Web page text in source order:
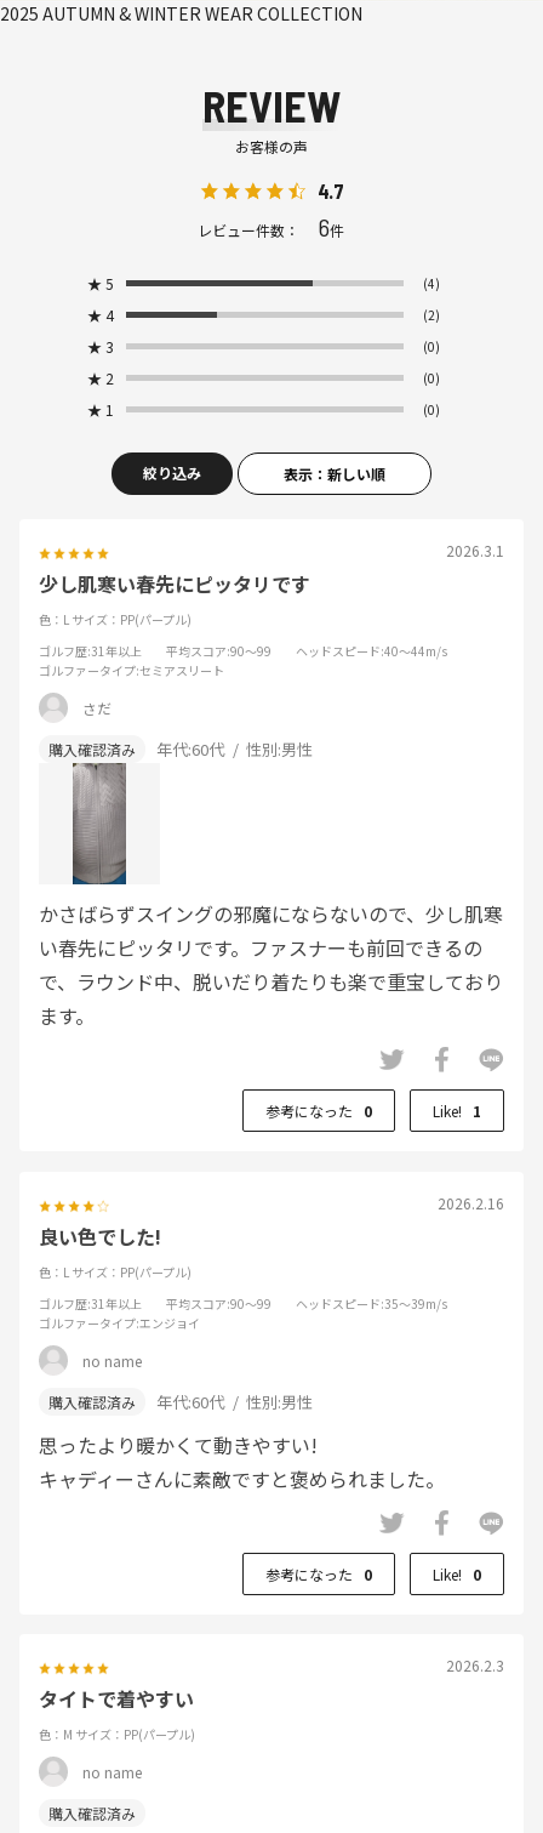
2025 AUTUMN & WINTER WEAR COLLECTION
REVIEW
お客様の声
4.7
レビュー件数： 6件
★ 5 (4)
★ 4 (2)
★ 3 (0)
★ 2 (0)
★ 1 (0)
絞り込み 表示：新しい順
2026.3.1
少し肌寒い春先にピッタリです
色：L サイズ：PP(パープル)
ゴルフ歴:31年以上 平均スコア:90～99 ヘッドスピード:40～44m/s
ゴルファータイプ:セミアスリート
さだ
年代:60代 性別:男性
かさばらずスイングの邪魔にならないので、少し肌寒
い春先にピッタリです。ファスナーも前回できるの
で、ラウンド中、脱いだり着たりも楽で重宝しており
ます。
参考になった 0 Like! 1
2026.2.16
良い色でした!
色：L サイズ：PP(パープル)
ゴルフ歴:31年以上 平均スコア:90～99 ヘッドスピード:35～39m/s
ゴルファータイプ:エンジョイ
no name
年代:60代 性別:男性
思ったより暖かくて動きやすい!
キャディーさんに素敵ですと褒められました。
参考になった 0 Like! 0
2026.2.3
タイトで着やすい
色：M サイズ：PP(パープル)
no name